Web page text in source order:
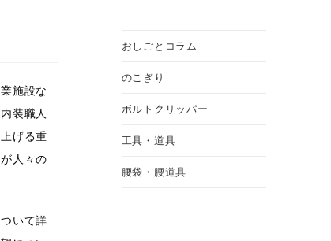
施設な
装職人
げる重
人々の
いて詳
おしごとコラム
のこぎり
ボルトクリッパー
工具・道具
腰袋・腰道具